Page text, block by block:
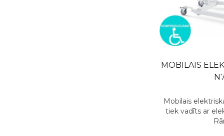
MOBILAIS
Mobilais
tiek vadīts ar